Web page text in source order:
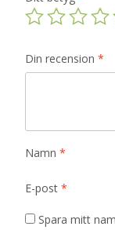
Din recension *
Namn *
E-post *
Spara mitt